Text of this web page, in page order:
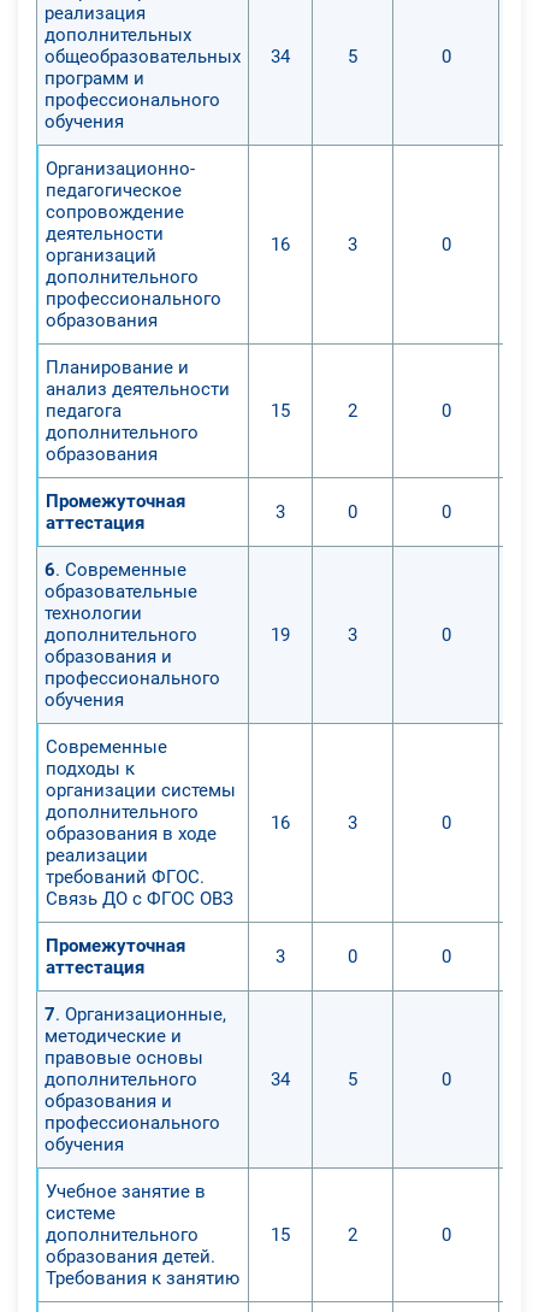
реализация
дополнительных
общеобразовательных
программ и
профессионального
обучения
34 5 0
Организационно-
педагогическое
сопровождение
деятельности
организаций
дополнительного
профессионального
образования
16 3 0
Планирование и
анализ деятельности
педагога
дополнительного
образования
15 2 0
Промежуточная
аттестация
3 0 0
6. Современные
образовательные
технологии
дополнительного
образования и
профессионального
обучения
19 3 0
Современные
подходы к
организации системы
дополнительного
образования в ходе
реализации
требований ФГОС.
Связь ДО с ФГОС ОВЗ
16 3 0
Промежуточная
аттестация
3 0 0
7. Организационные,
методические и
правовые основы
дополнительного
образования и
профессионального
обучения
34 5 0
Учебное занятие в
системе
дополнительного
образования детей.
Требования к занятию
15 2 0